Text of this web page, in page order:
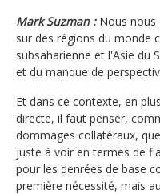
Mark Suzman :Nous nous
sur des régions du monde
subsaharienne et l'Asie du
et du manque de
Et dans ce contexte, en
directe, il faut penser,
dommages collatéraux,
juste à voir en termes de
pour les denrées de base
première nécessité, mais